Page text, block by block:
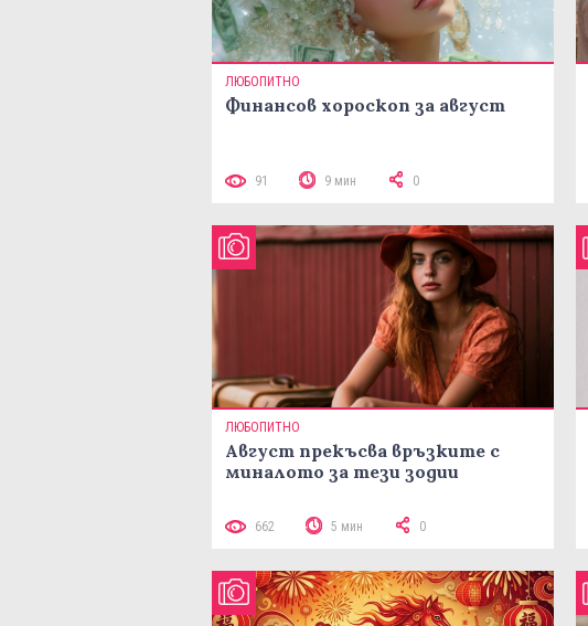
ЛЮБОПИТНО
Финансов хороскоп за август
91 9 мин 0
ЛЮБОПИТНО
Август прекъсва връзките с
миналото за тези зодии
662 5 мин 0